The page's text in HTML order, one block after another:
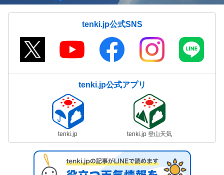
tenki.jp公式SNS
tenki.jp公式アプリ
tenki.jp tenki.jp 登山天気